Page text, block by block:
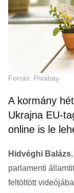
Forrás: Pixabay
A kormány
Ukrajna EU-
online is le
Hidvéghi Balázs
parlamenti
feltöltött